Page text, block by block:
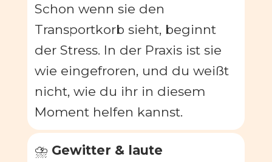
Schon wenn sie den
Transportkorb sieht, beginnt
der Stress. In der Praxis ist sie
wie eingefroren, und du weißt
nicht, wie du ihr in diesem
Moment helfen kannst.
⛈️ Gewitter & laute